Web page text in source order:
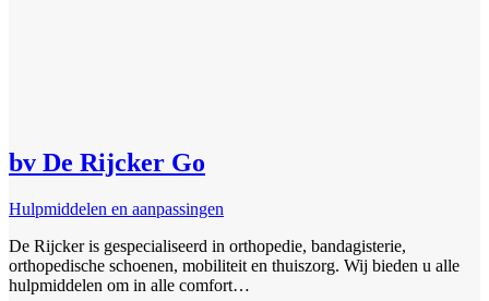
bv De Rijcker Go
Hulpmiddelen en aanpassingen
De Rijcker is gespecialiseerd in orthopedie, bandagisterie,
orthopedische schoenen, mobiliteit en thuiszorg. Wij bieden u alle
hulpmiddelen om in alle comfort…